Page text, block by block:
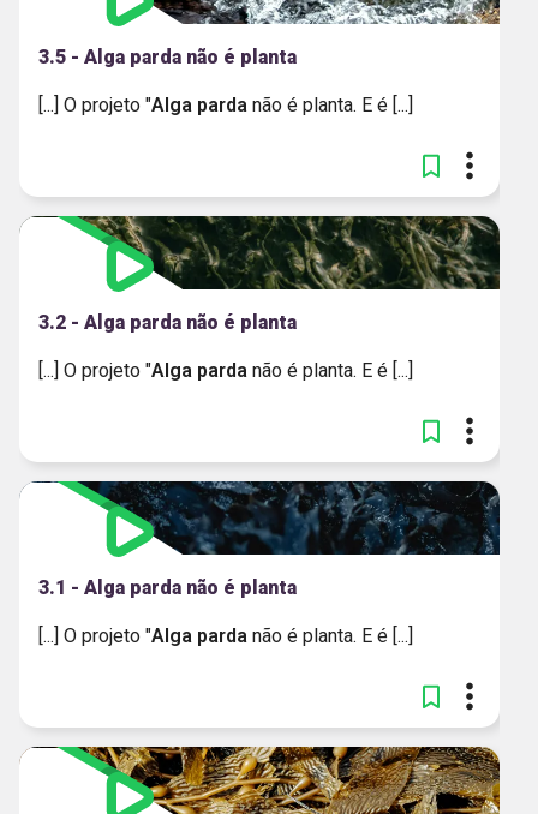
3.5 - Alga parda não é planta
[...] O projeto "Alga parda não é planta. E é [...]
3.2 - Alga parda não é planta
[...] O projeto "Alga parda não é planta. E é [...]
3.1 - Alga parda não é planta
[...] O projeto "Alga parda não é planta. E é [...]